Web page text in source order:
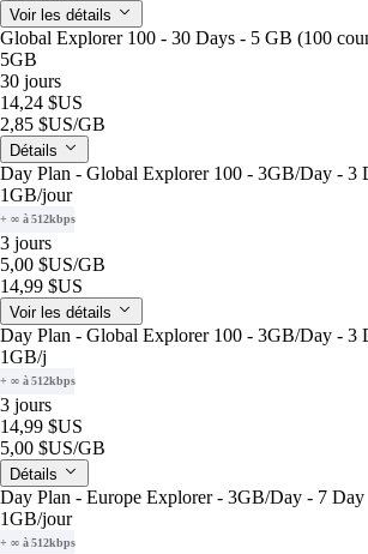
Voir les détails
Global Explorer 100 - 30 Days - 5 GB (100
5GB
30 jours
14,24 $US
2,85 $US/GB
Détails
Day Plan - Global Explorer 100 - 3GB/Day - 3
1GB/jour
+ ∞ à 512kbps
3 jours
5,00 $US/GB
14,99 $US
Voir les détails
Day Plan - Global Explorer 100 - 3GB/Day - 3
1GB/j
+ ∞ à 512kbps
3 jours
14,99 $US
5,00 $US/GB
Détails
Day Plan - Europe Explorer - 3GB/Day - 7 Day
1GB/jour
+ ∞ à 512kbps